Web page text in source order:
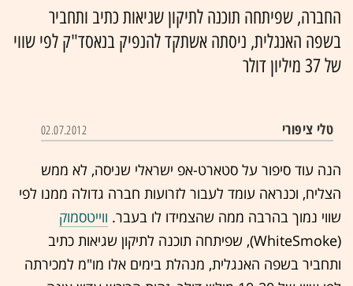
החברה, שפיתחה תוכנה לתיקון שגיאות כתיב ותחביר
בשפה האנגלית, ניסתה אשתקד להנפיק בנאסד"ק לפי שווי
של 37 מיליון דולר
טלי ציפורי 02.07.2012
הנה עוד סיפור על סטארט-אפ ישראלי שניסה, לא ממש
הצליח, וכנראה עומד לעבור לזרועות חברה גדולה ממנו לפי
שווי נמוך בהרבה ממה שהצמידו לו בעבר. ווייטסמוק
(WhiteSmoke), שפיתחה תוכנה לתיקון שגיאות כתיב
ותחביר בשפה האנגלית, מנהלת בימים אלו מו"מ למכירתה